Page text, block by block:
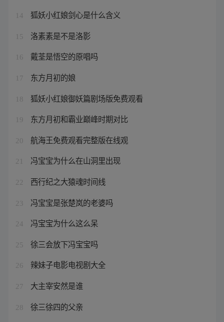
14 狐妖小红娘剑心是什么含义
15 洛素素是不是洛影
16 戴荃是悟空的原唱吗
17 东方月初的娘
18 狐妖小红娘御妖篇剧场版免费观看
19 东方月初和霸业巅峰时期对比
20 航海王免费观看完整版在线观
21 冯宝宝为什么在山洞里出现
22 西行纪之大猿魂时间线
23 冯宝宝是张楚岚的老婆吗
24 冯宝宝为什么这么呆
25 徐三会放下冯宝宝吗
26 辣妹子电影电视剧大全
27 大主宰安然是谁
28
徐三徐四的父亲